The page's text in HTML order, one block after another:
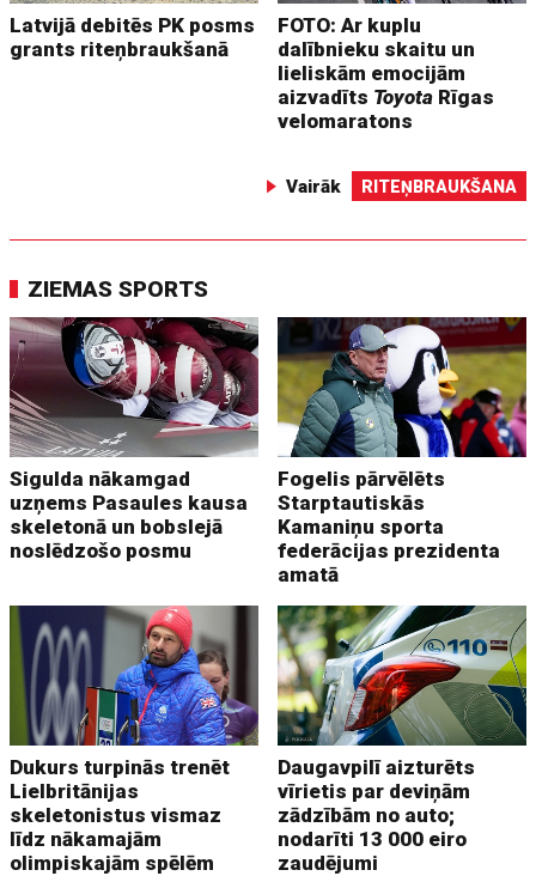
Latvijā debitēs PK posms
grants riteņbraukšanā
FOTO: Ar kuplu
dalībnieku skaitu un
lieliskām emocijām
aizvadīts Toyota Rīgas
velomaratons
Vairāk RITEŅBRAUKŠANA
ZIEMAS SPORTS
Sigulda nākamgad
uzņems Pasaules kausa
skeletonā un bobslejā
noslēdzošo posmu
Fogelis pārvēlēts
Starptautiskās
Kamaniņu sporta
federācijas prezidenta
amatā
Dukurs turpinās trenēt
Lielbritānijas
skeletonistus vismaz
līdz nākamajām
olimpiskajām spēlēm
Daugavpilī aizturēts
vīrietis par deviņām
zādzībām no auto;
nodarīti 13 000 eiro
zaudējumi